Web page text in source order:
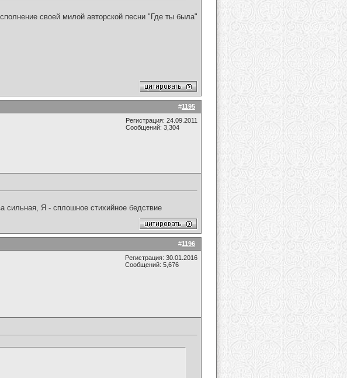
своей милой авторской песни "Где ты была"
#1195
Регистрация: 24.09.2011
Сообщений: 3,304
сильная, Я - сплошное стихийное бедствие
#1196
Регистрация: 30.01.2016
Сообщений: 5,676